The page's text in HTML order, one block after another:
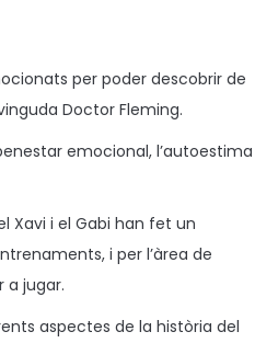
per poder descobrir de
Doctor Fleming.
emocional, l’autoestima
Xavi i el Gabi han fet un
i per l’àrea de
a jugar.
aspectes de la història del